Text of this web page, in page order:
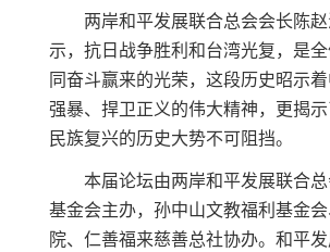
两岸和平发展联合总会会长陈赵
示，抗日战争胜利和台湾光复，是
同奋斗赢来的光荣，这段历史昭示
强暴、捍卫正义的伟大精神，更揭
民族复兴的历史大势不可阻挡。
本届论坛由两岸和平发展联合总
基金会主办，孙中山文教福利基金
院、仁善福来慈善总社协办。和平